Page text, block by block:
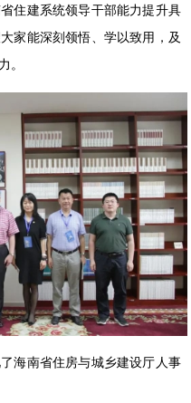
住建系统领导干部能力提升具
家能深刻领悟、学以致用，及
。
海南省住房与城乡建设厅人事